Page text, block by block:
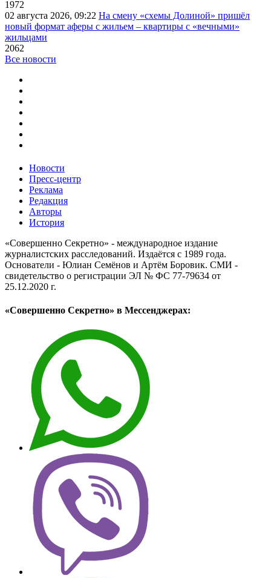
1972
02 августа 2026, 09:22 На смену «схемы Долиной» пришёл
новый формат аферы с жильем – квартиры с «вечными»
жильцами
2062
Все новости
Новости
Пресс-центр
Реклама
Редакция
Авторы
История
«Совершенно Секретно» - международное издание
журналистских расследований. Издаётся с 1989 года.
Основатели - Юлиан Семёнов и Артём Боровик. CМИ -
свидетельство о регистрации ЭЛ № ФС 77-79634 от
25.12.2020 г.
«Совершенно Секретно» в Мессенджерах: